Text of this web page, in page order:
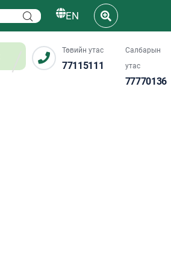
EN
Төвийн утас
77115111
Салбарын
утас
77770136